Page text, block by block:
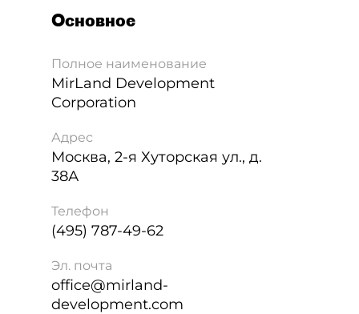
Основное
Полное наименование
MirLand Development
Corporation
Адрес
Москва, 2-я Хуторская ул., д.
38А
Телефон
(495) 787-49-62
Эл. почта
office@mirland-
development.com